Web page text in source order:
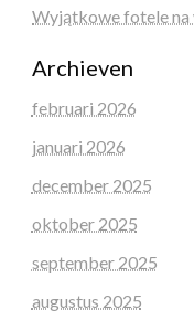
Wyjątkowe fotele na
Archieven
februari 2026
januari 2026
december 2025
oktober 2025
september 2025
augustus 2025